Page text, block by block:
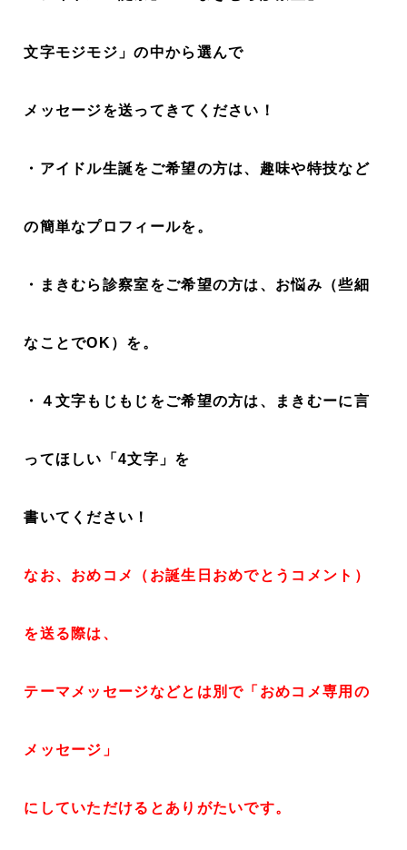
文字モジモジ」の中から選んで
メッセージを送ってきてください！
・アイドル生誕をご希望の方は、趣味や特技など
の簡単なプロフィールを。
・まきむら診察室をご希望の方は、お悩み（些細
なことでOK）を。
・４文字もじもじをご希望の方は、まきむーに言
ってほしい「4文字」を
書いてください！
なお、おめコメ（お誕生日おめでとうコメント）
を送る際は、
テーマメッセージなどとは別で「おめコメ専用の
メッセージ」
にしていただけるとありがたいです。